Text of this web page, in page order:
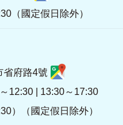
（國定假日除外）
省府路4號
12:30 | 13:30～17:30
）（國定假日除外）